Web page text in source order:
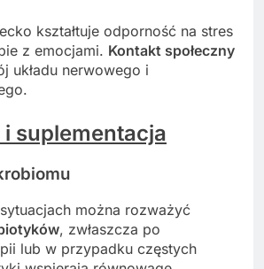
kształtuje odporność na stres
z emocjami. Kontakt społeczny
układu nerwowego i
suplementacja
można rozważyć
, zwłaszcza po
lub w przypadku częstych